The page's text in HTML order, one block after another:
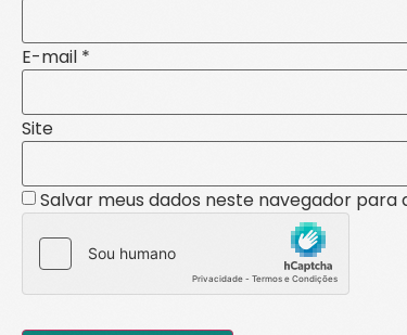
E-mail *
Site
Salvar meus dados neste navegador para